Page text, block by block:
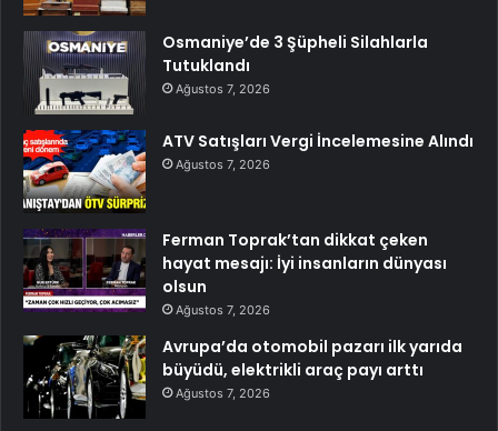
Osmaniye’de 3 Şüpheli Silahlarla
Tutuklandı
Ağustos 7, 2026
ATV Satışları Vergi İncelemesine Alındı
Ağustos 7, 2026
Ferman Toprak’tan dikkat çeken
hayat mesajı: İyi insanların dünyası
olsun
Ağustos 7, 2026
Avrupa’da otomobil pazarı ilk yarıda
büyüdü, elektrikli araç payı arttı
Ağustos 7, 2026